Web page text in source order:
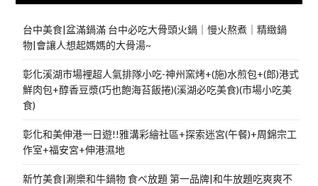
台中美食|盆滿鍋滿 台中必吃大骨頭火鍋｜慢火熬煮｜精緻鍋
物|會讓人想起媽媽的大骨湯~
彰化溪湖市場裡超人氣排隊小吃-神州窯烤+(施)水煎包+(郎)港式
鮮肉包+醇香豆漿(巧也飽海苔飯捲)(溪湖必吃美食)(市場小吃美
食)
彰化和美伸港一日遊!!雅溝彩繪社區+探索迷宮(午餐)+周錦宗工
作室+福安宮+伸港濕地
新竹美食|涮樂和牛鍋物 食べ放題 第一品牌|和牛放題吃爽爽不